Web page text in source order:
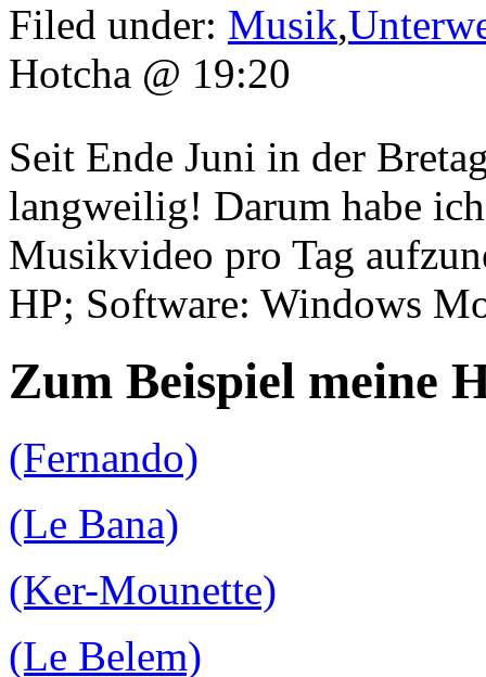
Filed under: Musik,
Hotcha @ 19:20
Seit Ende Juni in der
langweilig! Darum habe
Musikvideo pro Tag
HP; Software: Windows
Zum Beispiel meine
(Fernando)
(Le Bana)
(Ker-Mounette)
(Le Belem)